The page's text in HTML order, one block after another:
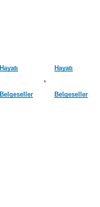
Hayatı
Belgeseller
Hayatı
Belgeseller